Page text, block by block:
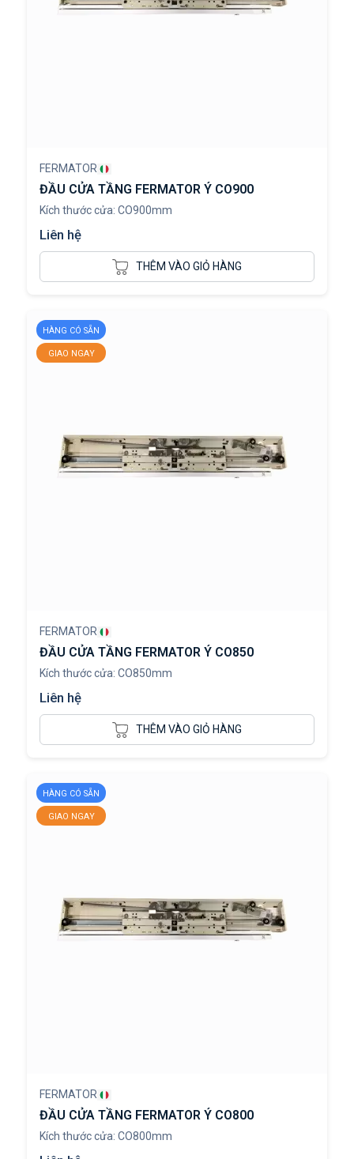
FERMATOR
ĐẦU CỬA TẦNG FERMATOR Ý CO900
Kích thước cửa: CO900mm
Liên hệ
THÊM VÀO GIỎ HÀNG
HÀNG CÓ SẴN
GIAO NGAY
FERMATOR
ĐẦU CỬA TẦNG FERMATOR Ý CO850
Kích thước cửa: CO850mm
Liên hệ
THÊM VÀO GIỎ HÀNG
HÀNG CÓ SẴN
GIAO NGAY
FERMATOR
ĐẦU CỬA TẦNG FERMATOR Ý CO800
Kích thước cửa: CO800mm